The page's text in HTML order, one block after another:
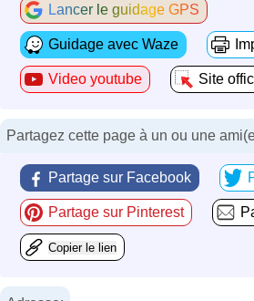
Lancer le guidage GPS
Guidage avec Waze
Video youtube Site
Partagez cette page à un ou une
Partage sur Facebook
Partage sur Pinterest
Copier le lien